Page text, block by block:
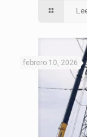
febrero 10, 2026